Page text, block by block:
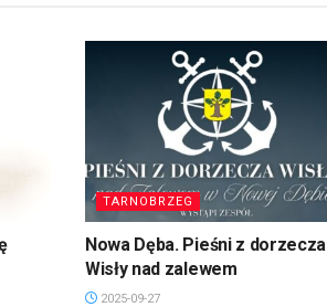
TARNOBRZEG
Nowa Dęba. Pieśni z dorzecza
Wisły nad zalewem
2025-09-27